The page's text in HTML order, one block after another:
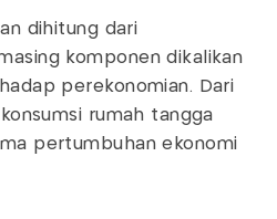
dihitung dari
komponen dikalikan
perekonomian. Dari
rumah tangga
pertumbuhan ekonomi